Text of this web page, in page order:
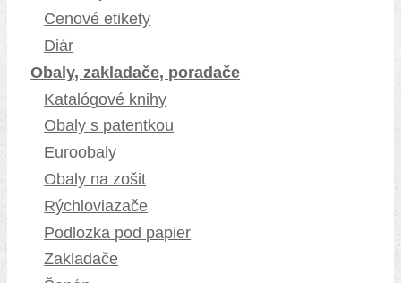
Cenové etikety
Diár
Obaly, zakladače, poradače
Katalógové knihy
Obaly s patentkou
Euroobaly
Obaly na zošit
Rýchloviazače
Podlozka pod papier
Zakladače